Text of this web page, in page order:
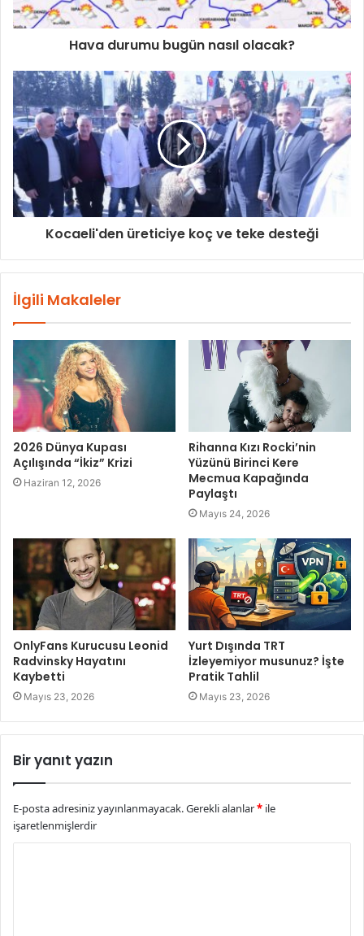
Hava durumu bugün nasıl olacak?
Kocaeli'den üreticiye koç ve teke desteği
İlgili Makaleler
2026 Dünya Kupası
Açılışında “İkiz” Krizi
Haziran 12, 2026
Rihanna Kızı Rocki’nin
Yüzünü Birinci Kere
Mecmua Kapağında
Paylaştı
Mayıs 24, 2026
OnlyFans Kurucusu Leonid
Radvinsky Hayatını
Kaybetti
Mayıs 23, 2026
Yurt Dışında TRT
İzleyemiyor musunuz? İşte
Pratik Tahlil
Mayıs 23, 2026
Bir yanıt yazın
E-posta adresiniz yayınlanmayacak.Gerekli alanlar* ile
işaretlenmişlerdir